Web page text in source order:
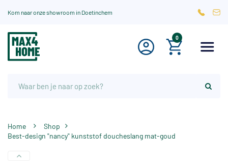
Kom naar onze showroom in Doetinchem
0
Home
Shop
Best-design "nancy" kunststof doucheslang mat-goud